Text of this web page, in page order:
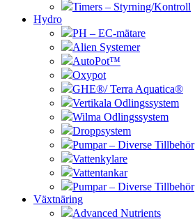
Timers – Styrning/Kontroll
Hydro
PH – EC-mätare
Alien Systemer
AutoPot™
Oxypot
GHE®/ Terra Aquatica®
Vertikala Odlingssystem
Wilma Odlingssystem
Droppsystem
Pumpar – Diverse Tillbehör
Vattenkylare
Vattentankar
Pumpar – Diverse Tillbehör
Växtnäring
Advanced Nutrients